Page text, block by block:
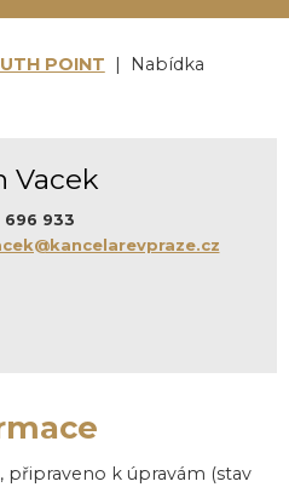
POINT | Nabídka
Vacek
696 933
připraveno k úpravám (stav